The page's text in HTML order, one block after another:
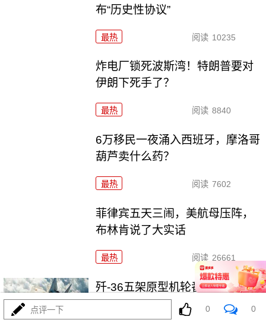
布“历史性协议”
最热 阅读 10235
炸电厂锁死波斯湾！特朗普要对
伊朗下死手了？
最热 阅读 8840
6万移民一夜涌入西班牙，摩洛哥
葫芦卖什么药？
最热 阅读 7602
菲律宾五天三闹，美航母压阵，
布林肯说了大实话
最热 阅读 26661
歼-36五架原型机轮番上天，美F-
47还在PPT画鸭翼
点评一下 0 0